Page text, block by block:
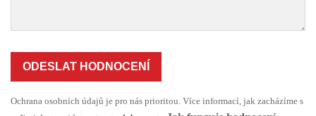
ODESLAT HODNOCENÍ
Ochrana osobních údajů je pro nás prioritou. Více informací, jak zacházíme s